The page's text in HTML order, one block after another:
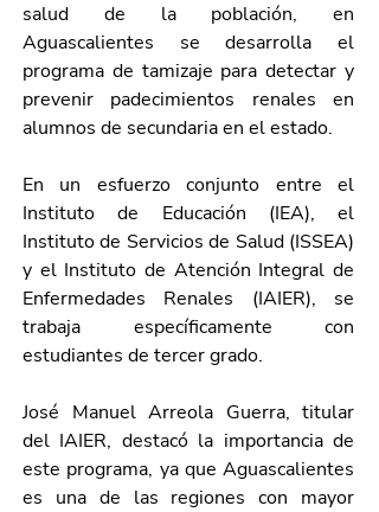
salud de la población, en
Aguascalientes se desarrolla el
programa de tamizaje para detectar y
prevenir padecimientos renales en
alumnos de secundaria en el estado.
En un esfuerzo conjunto entre el
Instituto de Educación (IEA), el
Instituto de Servicios de Salud (ISSEA)
y el Instituto de Atención Integral de
Enfermedades Renales (IAIER), se
trabaja específicamente con
estudiantes de tercer grado.
José Manuel Arreola Guerra, titular
del IAIER, destacó la importancia de
este programa, ya que Aguascalientes
es una de las regiones con mayor